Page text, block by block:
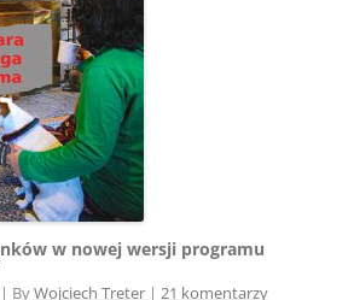
w nowej wersji programu
| ByWojciech Treter | 21 komentarzy